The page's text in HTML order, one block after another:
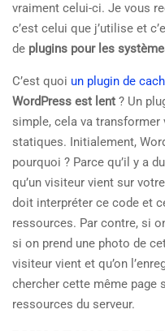
vraiment celui-ci. Je vous
c’est celui que j’utilise et
de plugins pour les
C’est quoi un plugin de
WordPress est lent ? Un
simple, cela va transformer
statiques. Initialement,
pourquoi ? Parce qu’il y a
qu’un visiteur vient sur
doit interpréter ce code et
ressources. Par contre, si
si on prend une photo de
visiteur vient et qu’on
chercher cette même page
ressources du serveur.